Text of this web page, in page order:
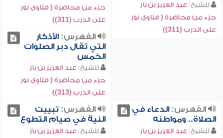
للشيخ: عبد العزيز بن باز
جزء من محاضرة ( فتاوى نور
على الدرب (311))
جزء من محاضرة ( فتاوى نور
على الدرب (311))
الفهرس:الأذكار
التي تقال دبر الصلوات
الخمس
للشيخ: عبد العزيز بن باز
جزء من محاضرة ( فتاوى نور
على الدرب (313))
الفهرس:الدعاء في
الصلاة.. ومواطنه
للشيخ: عبد العزيز بن باز
الفهرس: تبييت
النية في صيام التطوع
للشيخ: عبد العزيز بن باز